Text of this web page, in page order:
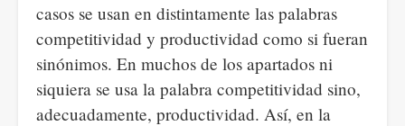
casos se usan en distintamente las palabras
competitividad y productividad como si fueran
sinónimos. En muchos de los apartados ni
siquiera se usa la palabra competitividad sino,
adecuadamente, productividad. Así, en la